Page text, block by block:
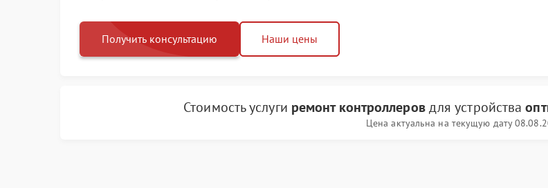
Получить консультацию Наши цены
Стоимость услуги ремонт контроллеровдля устройства
Цена актуальна на текущую дату